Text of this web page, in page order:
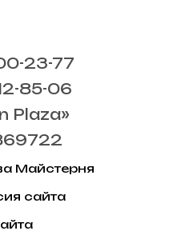
23-77
85-06
Plaza»
Майстерня
сайта